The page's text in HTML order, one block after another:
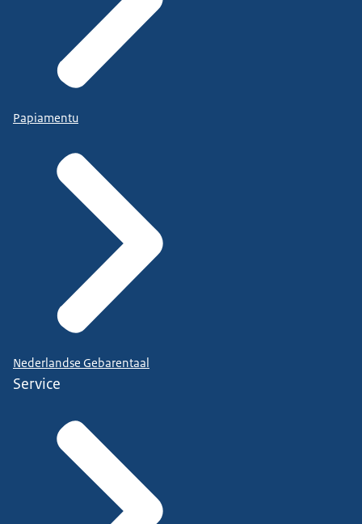
Papiamentu
Nederlandse Gebarentaal
Service